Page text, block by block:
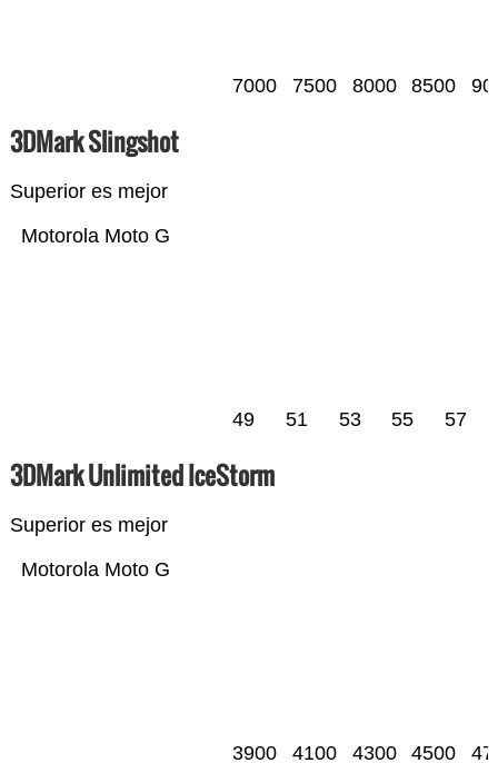
7000 7500 8000 8500
3DMark Slingshot
Superior es mejor
Motorola Moto G
49 51 53 55 57
3DMark Unlimited IceStorm
Superior es mejor
Motorola Moto G
3900 4100 4300 4500